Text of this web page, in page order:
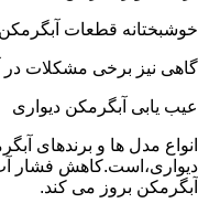
خوشبختانه قطعات
گاهی نیز برخی مشکلات در
عیب یابی آبگرمکن دیواری
انواع مدل ها و برندهای
دیواری،است.کاهش فشار
آبگرمکن بروز می کند.